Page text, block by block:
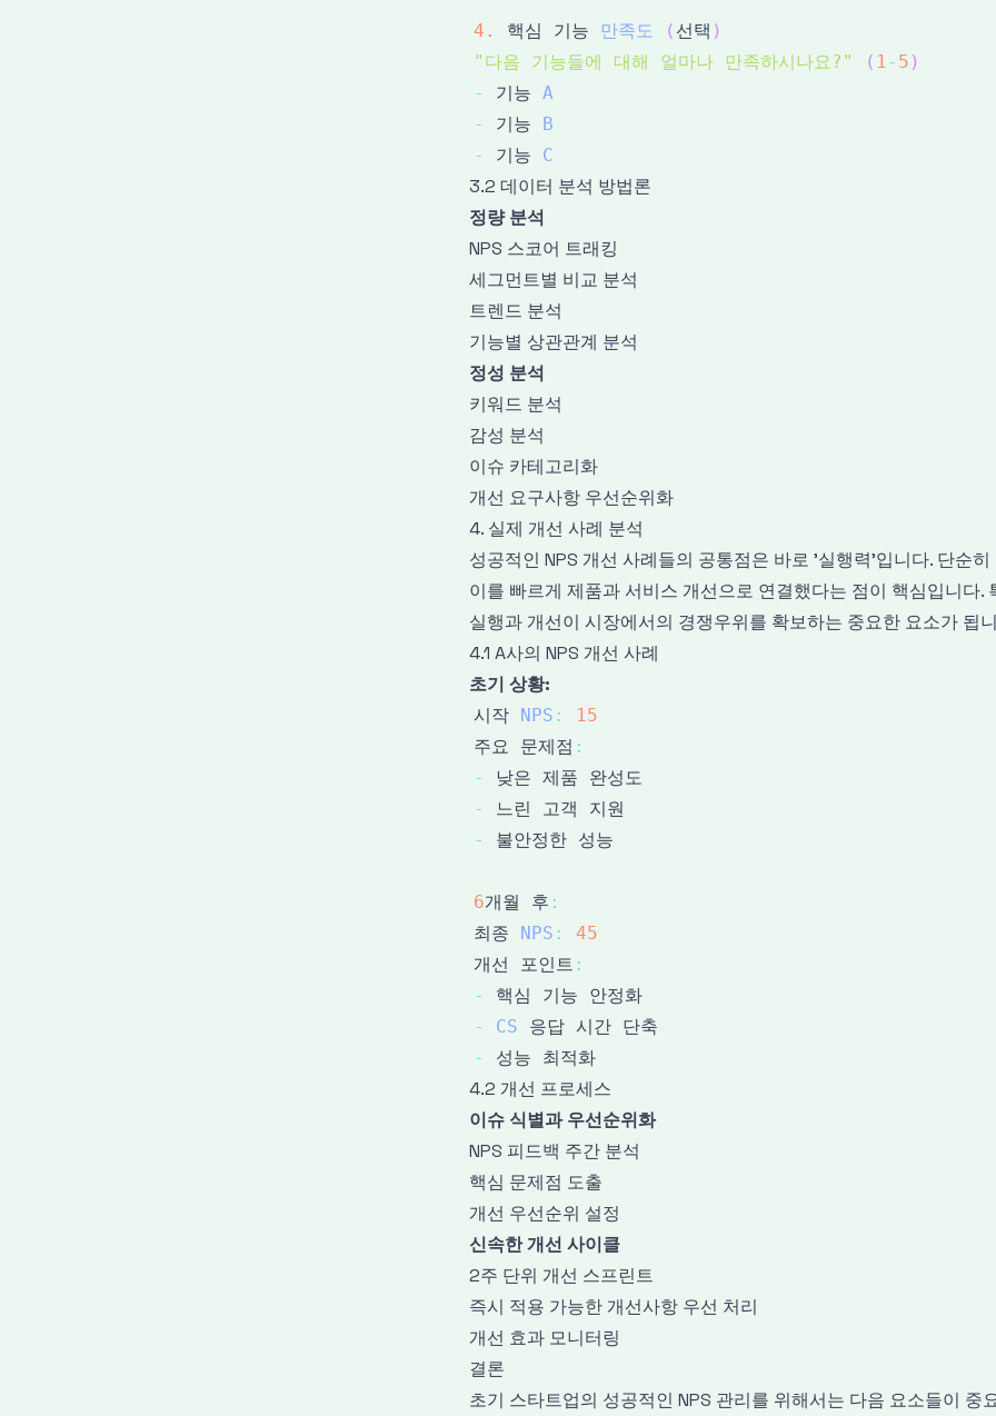
4. 핵심 기능 만족도 ( 선택 )
"다음 기능들에 대해 얼마나 만족하시나요?"
( 1- 5 )
-
기능 A
-
기능 B
-
기능 C
3.2 데이터 분석 방법론
정량 분석
NPS 스코어 트래킹
세그먼트별 비교 분석
트렌드 분석
기능별 상관관계 분석
정성 분석
키워드 분석
감성 분석
이슈 카테고리화
개선 요구사항 우선순위화
4. 실제 개선 사례 분석
성공적인 NPS 개선 사례들의 공통점은 바로 '실행력'입니다. 단순
이를 빠르게 제품과 서비스 개선으로 연결했다는 점이 핵심입니다.
실행과 개선이 시장에서의 경쟁우위를 확보하는 중요한 요소가 됩
4.1 A사의 NPS 개선 사례
초기 상황:
시작 NPS :
15
주요 문제점 :
-
-
-
6개월 후 :
최종 NPS :
45
개선 포인트 :
-
-
CS
-
4.2 개선 프로세스
이슈 식별과 우선순위화
NPS 피드백 주간 분석
핵심 문제점 도출
개선 우선순위 설정
신속한 개선 사이클
2주 단위 개선 스프린트
즉시 적용 가능한 개선사항 우선 처리
개선 효과 모니터링
결론
초기 스타트업의 성공적인 NPS 관리를 위해서는 다음 요소들이 중